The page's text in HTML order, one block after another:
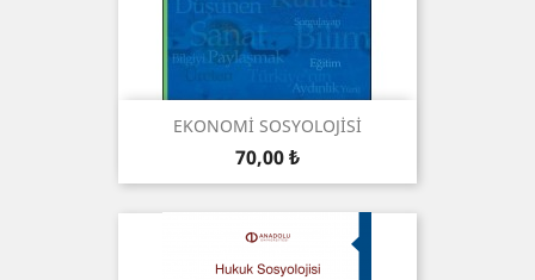
EKONOMİ SOSYOLOJİSİ
Preis
70,00 ₺